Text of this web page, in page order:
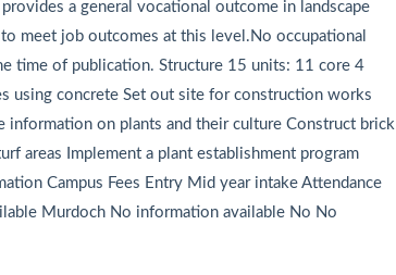
a general vocational outcome in landscape
meet job outcomes at this level.No occupational
time of publication. Structure 15 units: 11 core 4
using concrete Set out site for construction works
information on plants and their culture Construct brick
areas Implement a plant establishment program
Campus Fees Entry Mid year intake Attendance
Murdoch No information available No No